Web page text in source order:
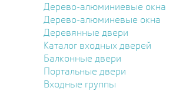
Дерево-алюминиевые окна
Дерево-алюминевые окна
Деревянные двери
Каталог входных дверей
Балконные двери
Портальные двери
Входные группы